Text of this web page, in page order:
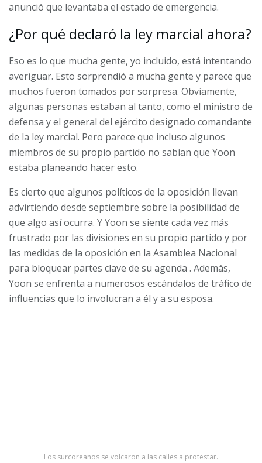
anunció que levantaba el estado de emergencia.
¿Por qué declaró la ley marcial ahora?
Eso es lo que mucha gente, yo incluido, está intentando
averiguar. Esto sorprendió a mucha gente y parece que
muchos fueron tomados por sorpresa. Obviamente,
algunas personas estaban al tanto, como el ministro de
defensa y el general del ejército designado comandante
de la ley marcial. Pero parece que incluso algunos
miembros de su propio partido no sabían que Yoon
estaba planeando hacer esto.
Es cierto que algunos políticos de la oposición llevan
advirtiendo desde septiembre sobre la posibilidad de
que algo así ocurra. Y Yoon se siente cada vez más
frustrado por las divisiones en su propio partido y por
las medidas de la oposición en la Asamblea Nacional
para bloquear partes clave de su agenda . Además,
Yoon se enfrenta a numerosos escándalos de tráfico de
influencias que lo involucran a él y a su esposa.
Los surcoreanos se volcaron a las calles a protestar.